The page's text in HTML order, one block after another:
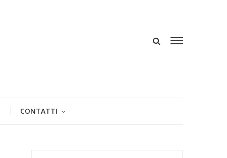
CONTATTI